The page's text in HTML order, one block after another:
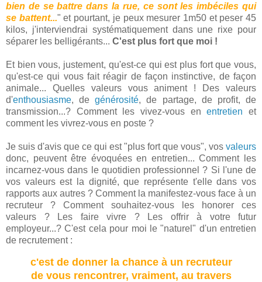
bien de se battre dans la rue, ce sont les imbéciles qui
se battent..." et pourtant, je peux mesurer 1m50 et peser 45
kilos, j'interviendrai systématiquement dans une rixe pour
séparer les belligérants... C'est plus fort que moi !
Et bien vous, justement, qu'est-ce qui est plus fort que vous,
qu'est-ce qui vous fait réagir de façon instinctive, de façon
animale... Quelles valeurs vous animent ! Des valeurs
d'enthousiasme, degénérosité, de partage, de profit, de
transmission...? Comment les vivez-vous enentretien et
comment les vivrez-vous en poste ?
Je suis d'avis que ce qui est "plus fort que vous", vos valeurs
donc, peuvent être évoquées en entretien... Comment les
incarnez-vous dans le quotidien professionnel ? Si l'une de
vos valeurs est la dignité, que représente t'elle dans vos
rapports aux autres ? Comment la manifestez-vous face à un
recruteur ? Comment souhaitez-vous les honorer ces
valeurs ? Les faire vivre ? Les offrir à votre futur
employeur...? C'est cela pour moi le "naturel" d'un entretien
de recrutement :
c'est de donner la chance à un recruteur
de vous rencontrer, vraiment, au travers